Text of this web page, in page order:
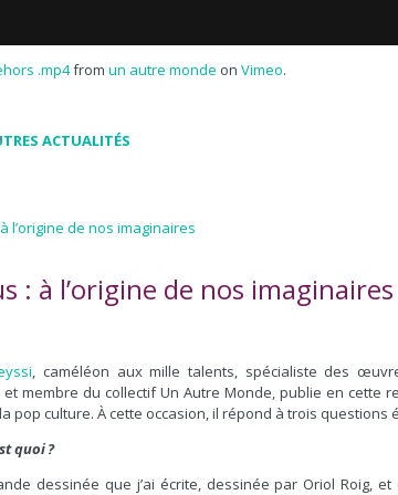
.mp4fromun autre monde onVimeo.
ACTUALITÉS
: à l’origine de nos imaginaires
, caméléon aux mille talents, spécialiste des
membre du collectif Un Autre Monde, publie en cette
pop culture. À cette occasion, il répond à trois questions
quoi ?
dessinée que j’ai écrite, dessinée par Oriol Roig,